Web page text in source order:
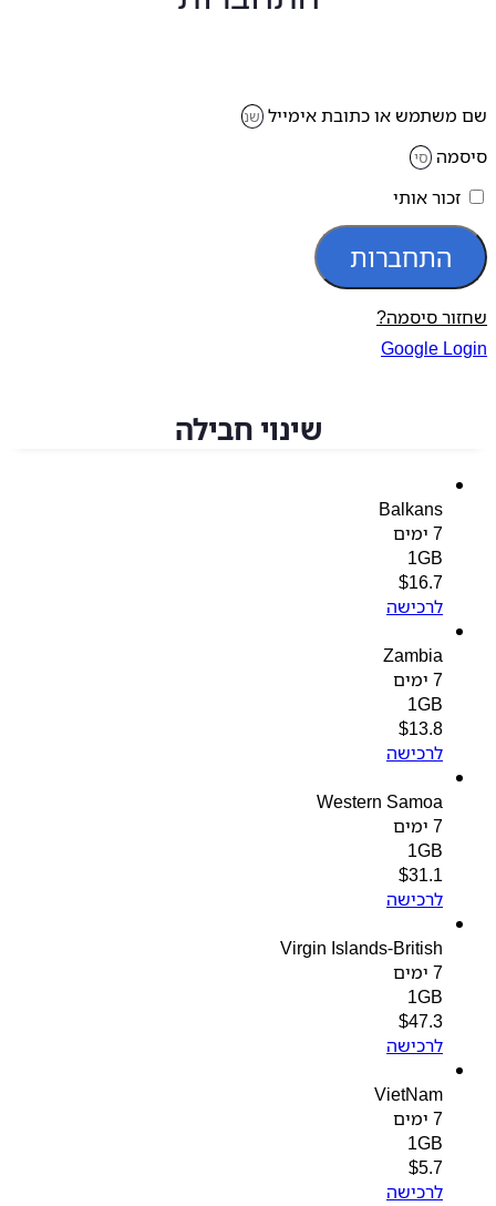
או כתובת אימייל
זכור אותי
התחברות
סיסמה?
Google
שינוי חבילה
Balkans
1GB
$16.7
לרכישה
Zambia
1GB
$13.8
לרכישה
Western Samoa
1GB
$31.1
לרכישה
Virgin Islands-British
1GB
$47.3
לרכישה
VietNam
1GB
$
לרכישה